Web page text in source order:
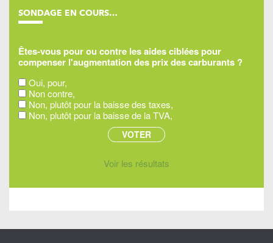
SONDAGE EN COURS…
Êtes-vous pour ou contre les aides ciblées pour
compenser l'augmentation des prix des carburants ?
Oui, pour,
Non contre,
Non, plutôt pour la baisse des taxes,
Non, plutôt pour la baisse de la TVA,
Voir les résultats